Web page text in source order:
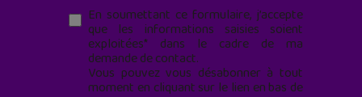
En soumettant ce formulaire, j’accepte
que les informations saisies soient
exploitées* dans le cadre de ma
demande de contact.
Vous pouvez vous désabonner à tout
moment en cliquant sur le lien en bas de